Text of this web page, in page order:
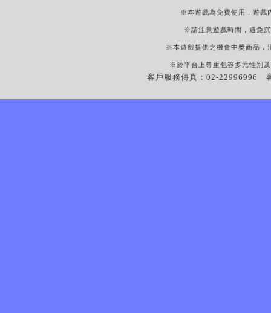
※本遊戲為免費使用，遊戲
※請注意遊戲時間，避免
※本遊戲提供之機會中獎商品，
※於平台上尊重包容多元性別
客戶服務傳真：02-22996996